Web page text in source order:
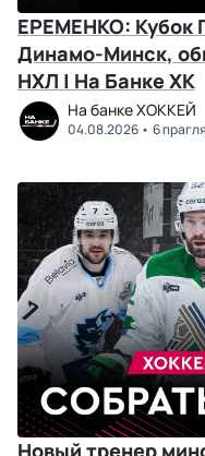
ЕРЕМЕНКО: Кубок
Динамо-Минск,
НХЛ | На Банке ХК
На банке ХОККЕЙ
04.08.2026 6
Новый тренер